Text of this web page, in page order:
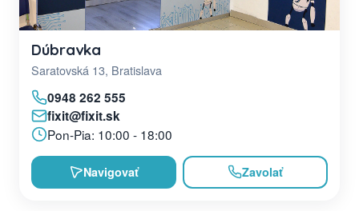
Dúbravka
Saratovská 13, Bratislava
0948 262 555
fixit@fixit.sk
Pon-Pia: 10:00 - 18:00
Navigovať Zavolať